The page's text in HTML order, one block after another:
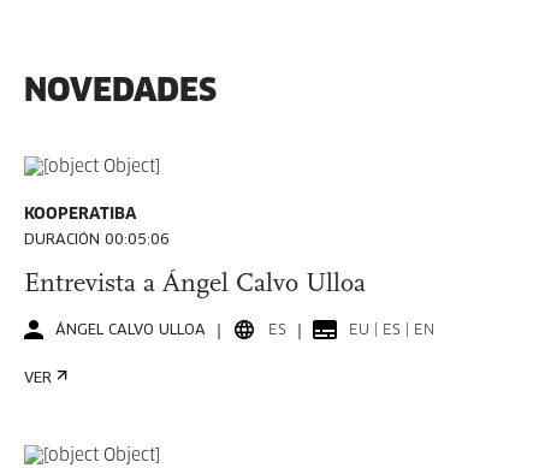
NOVEDADES
KOOPERATIBA
DURACIÓN 00:05:06
Entrevista a Ángel Calvo Ulloa
ÁNGEL CALVO ULLOA ES EU | ES | EN
VER